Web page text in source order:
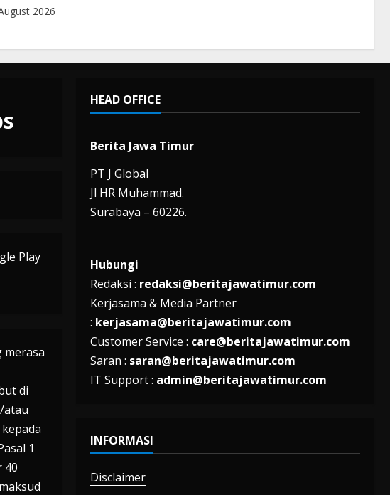
2026
Play
merasa
di
atau
1
40
HEAD OFFICE
Berita Jawa Timur
PT J Global
Jl HR Muhammad.
Surabaya – 60226.
Hubungi
Redaksi : redaksi@beritajawatimur.com
Kerjasama & Media Partner
: kerjasama@beritajawatimur.com
Customer Service : care@beritajawatimur.com
Saran : saran@beritajawatimur.com
IT Support : admin@beritajawatimur.com
INFORMASI
Disclaimer